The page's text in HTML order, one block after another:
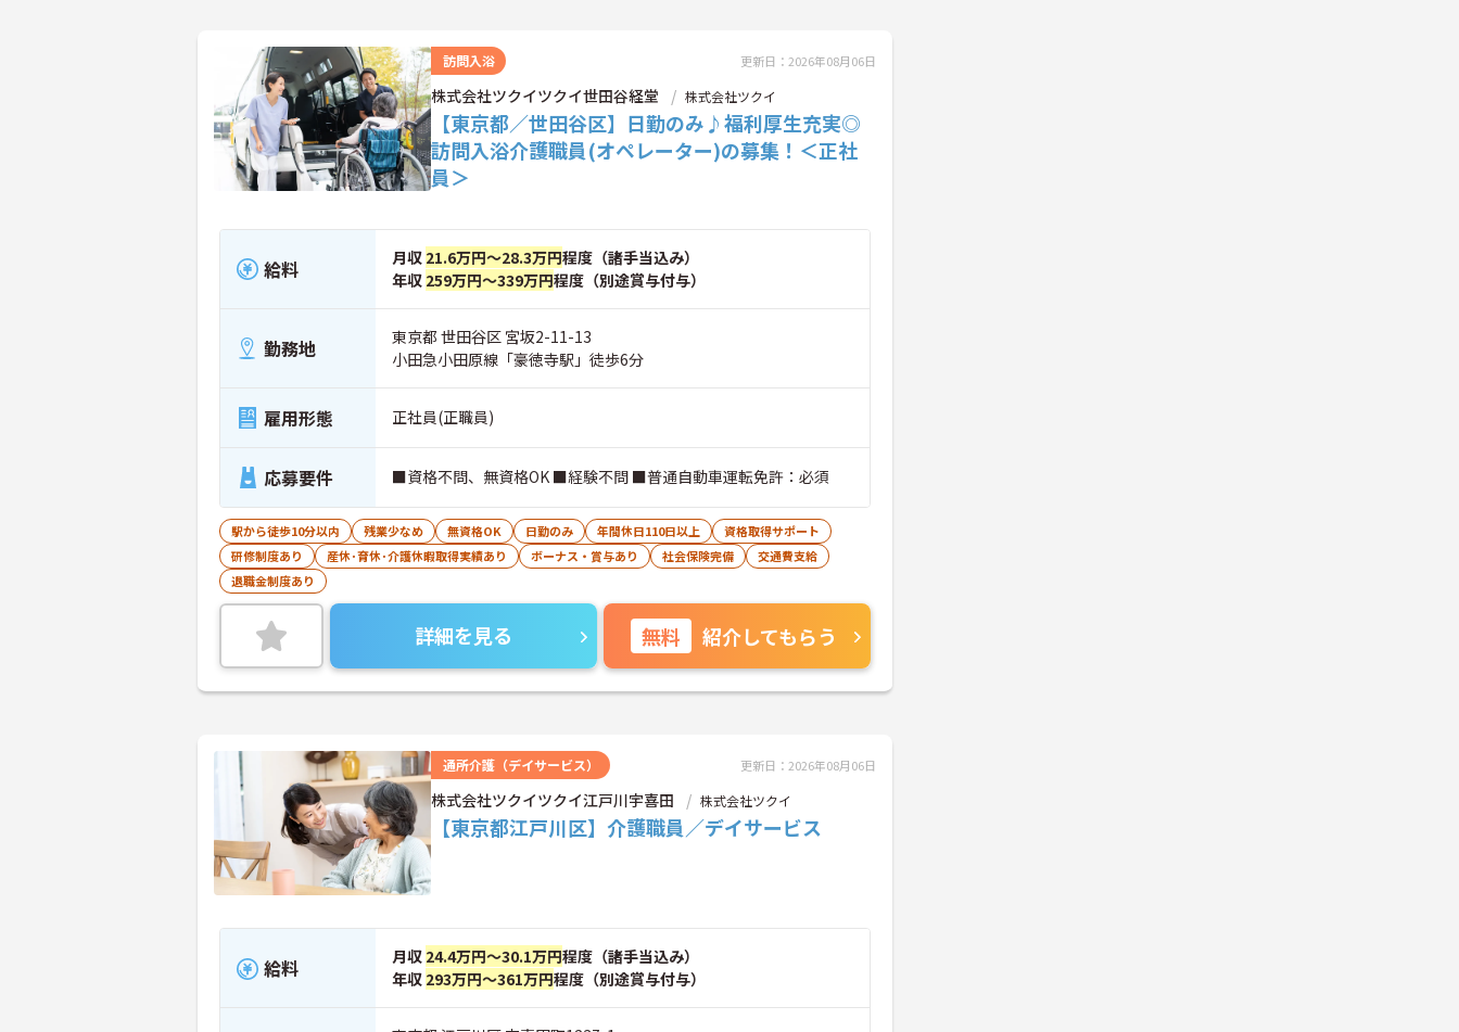
訪問入浴 更新日：2026年08月06日
株式会社ツクイツクイ世田谷経堂 株式会社ツクイ
【東京都／世田谷区】日勤のみ♪福利厚生充実◎
訪問入浴介護職員(オペレーター)の募集！＜正社
員＞
給料 月収 21.6万円～28.3万円程度（諸手当込み）
年収 259万円～339万円程度（別途賞与付与）
勤務地
東京都 世田谷区 宮坂2-11-13
小田急小田原線「豪徳寺駅」徒歩6分
雇用形態 正社員(正職員)
応募要件 ■資格不問、無資格OK ■経験不問 ■普通自動車運転免許：必須
駅から徒歩10分以内 残業少なめ 無資格OK 日勤のみ 年間休日110日以上
資格取得サポート
研修制度あり
産休･育休･介護休暇取得実績あり ボーナス・賞与あり 社会保険完備
交通費支給
退職金制度あり
詳細を見る 無料 紹介してもらう
通所介護（デイサービス） 更新日：2026年08月06日
株式会社ツクイツクイ江戸川宇喜田 株式会社ツクイ
【東京都江戸川区】介護職員／デイサービス
給料 月収 24.4万円～30.1万円程度（諸手当込み）
年収 293万円～361万円程度（別途賞与付与）